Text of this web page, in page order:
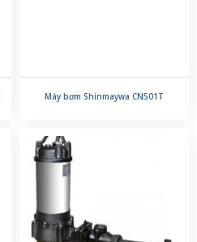
Máy bơm Shinmaywa CN501T